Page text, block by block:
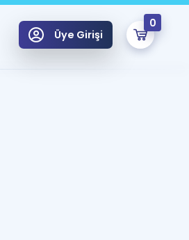
Üye Girişi
0
onlarca eğitim seni bekliyor!